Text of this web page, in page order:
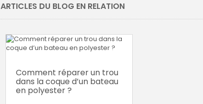
ARTICLES DU BLOG EN RELATION
Comment réparer un trou
dans la coque d’un bateau
en polyester ?